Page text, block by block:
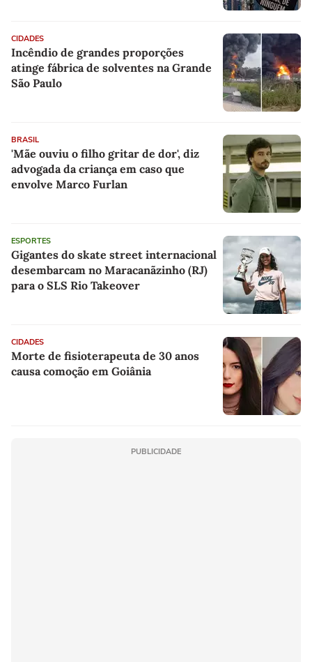
CIDADES
Incêndio de grandes proporções
atinge fábrica de solventes na Grande
São Paulo
BRASIL
'Mãe ouviu o filho gritar de dor', diz
advogada da criança em caso que
envolve Marco Furlan
ESPORTES
Gigantes do skate street internacional
desembarcam no Maracanãzinho (RJ)
para o SLS Rio Takeover
CIDADES
Morte de fisioterapeuta de 30 anos
causa comoção em Goiânia
PUBLICIDADE